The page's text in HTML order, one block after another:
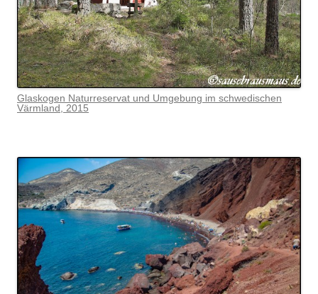
Glaskogen Naturreservat und Umgebung im schwedischen
Värmland, 2015